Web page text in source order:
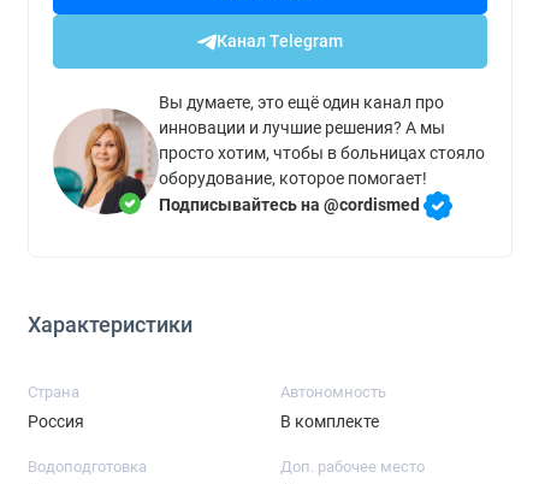
Канал Telegram
Вы думаете, это ещё один канал про
инновации и лучшие решения? А мы
просто хотим, чтобы в больницах стояло
оборудование, которое помогает!
Подписывайтесь на @cordismed
Характеристики
Страна
Россия
Автономность
В комплекте
Водоподготовка Доп. рабочее место